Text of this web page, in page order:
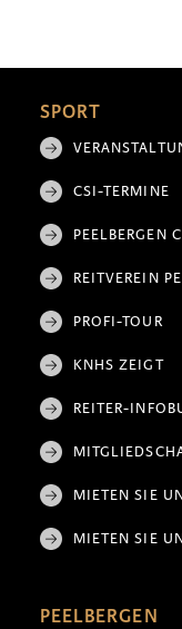
SPORT
CSI-TERMINE
PEELBERGEN
REITVEREIN
PROFI-TOUR
KNHS ZEIGT
REITER-
MIETEN SIE
MIETEN SIE
PEELBERGEN